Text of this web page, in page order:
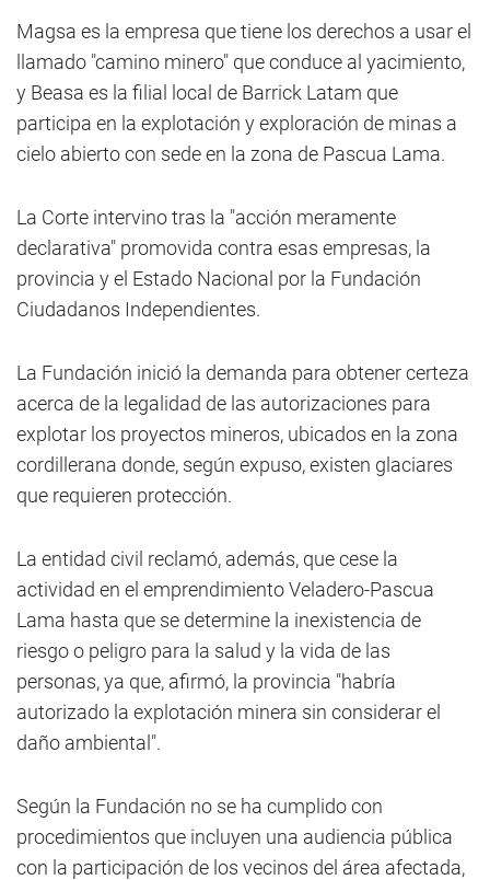
Magsa es la empresa que tiene los derechos a usar el
llamado "camino minero" que conduce al yacimiento,
y Beasa es la filial local de Barrick Latam que
participa en la explotación y exploración de minas a
cielo abierto con sede en la zona de Pascua Lama.
La Corte intervino tras la "acción meramente
declarativa" promovida contra esas empresas, la
provincia y el Estado Nacional por la Fundación
Ciudadanos Independientes.
La Fundación inició la demanda para obtener certeza
acerca de la legalidad de las autorizaciones para
explotar los proyectos mineros, ubicados en la zona
cordillerana donde, según expuso, existen glaciares
que requieren protección.
La entidad civil reclamó, además, que cese la
actividad en el emprendimiento Veladero-Pascua
Lama hasta que se determine la inexistencia de
riesgo o peligro para la salud y la vida de las
personas, ya que, afirmó, la provincia "habría
autorizado la explotación minera sin considerar el
daño ambiental".
Según la Fundación no se ha cumplido con
procedimientos que incluyen una audiencia pública
con la participación de los vecinos del área afectada,